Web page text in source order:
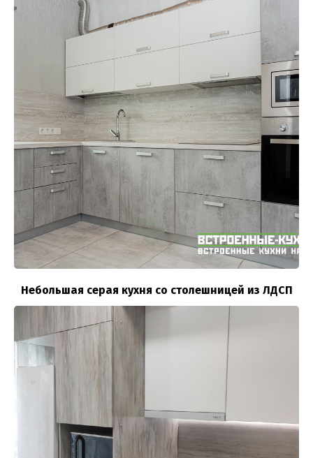
Небольшая серая кухня со столешницей из ЛДСП